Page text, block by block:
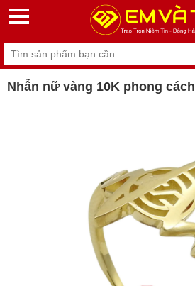
Nhẫn nữ vàng 10K phong cách